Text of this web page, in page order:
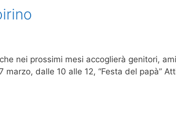
nei prossimi mesi accoglierà genitori,
dalle 10 alle 12, “Festa del papà”